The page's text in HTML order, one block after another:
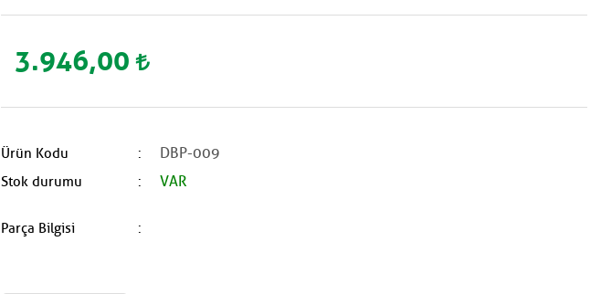
3.946,00
Ürün Kodu DBP-009
Stok durumu VAR
Parça Bilgisi